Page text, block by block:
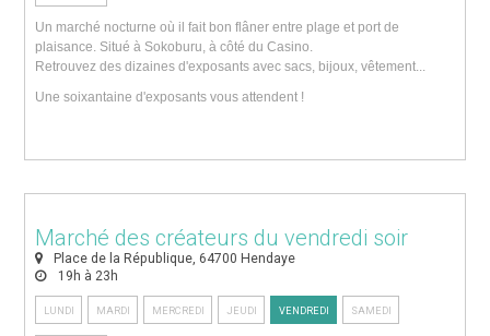
Un marché nocturne où il fait bon flâner entre plage et port de
plaisance. Situé à Sokoburu, à côté du Casino.
Retrouvez des dizaines d'exposants avec sacs, bijoux, vêtement...
Une soixantaine d'exposants vous attendent !
Marché des créateurs du vendredi soir
Place de la République, 64700 Hendaye
19h à 23h
LUNDI MARDI MERCREDI JEUDI VENDREDI SAMEDI